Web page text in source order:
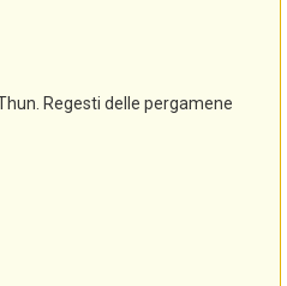
Regesti delle pergamene